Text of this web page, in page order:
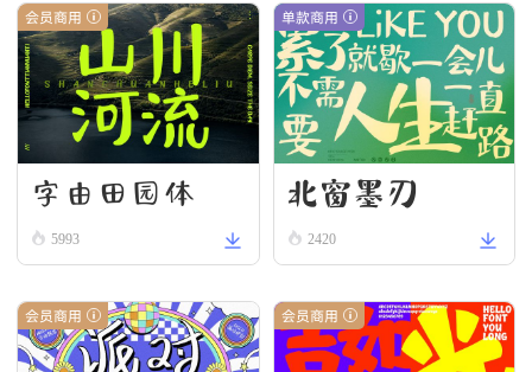
会员商用
字由田园体
5993
单款商用
北窗墨刃
2420
会员商用 会员商用